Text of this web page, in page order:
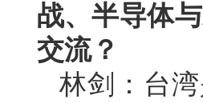
战、半导体
交流？
林剑：台